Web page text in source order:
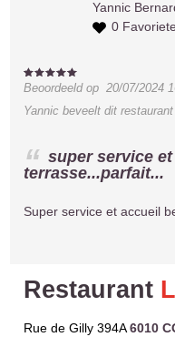
Yannic
0
Beoordeeld op20/07/2024
Yannic beveelt dit
super service
terrasse...parfait...
Super service et accueil
Restaurant
Rue de Gilly 394A 6010